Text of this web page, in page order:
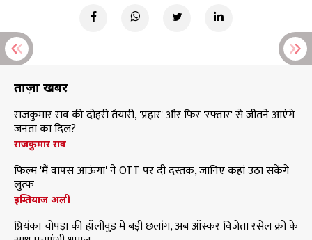
ताज़ा खबरें
राजकुमार राव की दोहरी तैयारी, 'प्रहार' और फिर 'रफ्तार' से जीतने आएंगे
जनता का दिल?
राजकुमार राव
फिल्म 'मैं वापस आऊंगा' ने OTT पर दी दस्तक, जानिए कहां उठा सकेंगे
लुत्फ
इम्तियाज अली
प्रियंका चोपड़ा की हॉलीवुड में बड़ी छलांग, अब ऑस्कर विजेता रसेल क्रो के